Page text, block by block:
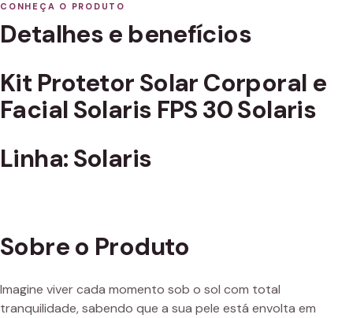
CONHEÇA O PRODUTO
Detalhes e benefícios
Kit Protetor Solar Corporal e
Facial Solaris FPS 30 Solaris
Linha: Solaris
Sobre o Produto
Imagine viver cada momento sob o sol com total
tranquilidade, sabendo que a sua pele está envolta em